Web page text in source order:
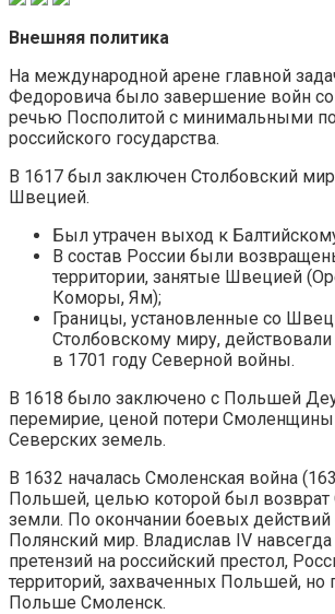
Внешняя политика
На международной арене главной
Федоровича было завершение войн
речью Посполитой с минимальными
российского государства.
В 1617 был заключен Столбовский
Швецией.
Был утрачен выход к
В состав России были
территории, занятые Швецией
Коморы, Ям);
Границы, установленные со
Столбовскому миру, действовали
в 1701 году Северной войны.
В 1618 было заключено с Польшей
перемирие, ценой потери
Северских земель.
В 1632 началась Смоленская война
Польшей, целью которой был возврат
земли. По окончании боевых
Полянский мир. Владислав IV навсегда
претензий на российский престол,
территорий, захваченных Польшей, но
Польше Смоленск.